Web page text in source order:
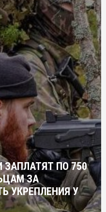
ПО 750
ЗА
УКРЕПЛЕНИЯ У